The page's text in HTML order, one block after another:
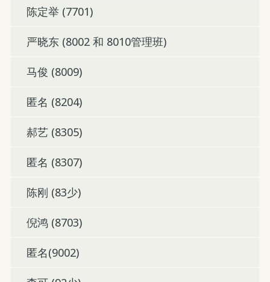
陈定举 (7701)
严晓东 (8002 和 8010管理班)
马俊 (8009)
匿名 (8204)
郝艺 (8305)
匿名 (8307)
陈刚 (83少)
倪鸿 (8703)
匿名(9002)